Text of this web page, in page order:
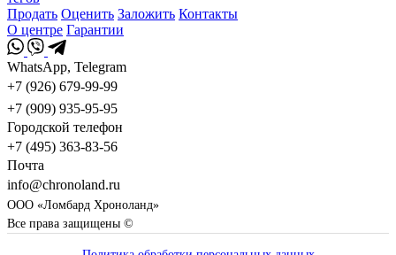
Продать Оценить Заложить Контакты
О центре Гарантии
WhatsApp, Telegram
+7 (926) 679-99-99
+7 (909) 935-95-95
Городской телефон
+7 (495) 363-83-56
Почта
info@chronoland.ru
ООО «Ломбард Хроноланд»
Все права защищены ©